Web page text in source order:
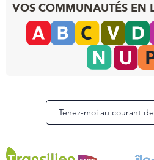
VOS COMMUNAUTÉS EN
Tenez-moi au courant